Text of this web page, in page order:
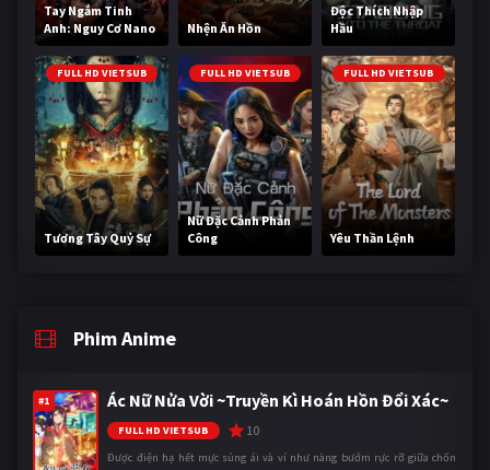
Tay Ngắm Tinh
Anh: Nguy Cơ Nano
Nhện Ăn Hồn
Độc Thích Nhập
Hầu
FULL HD VIETSUB
Tương Tây Quỷ Sự
FULL HD VIETSUB
Nữ Đặc Cảnh Phản
Công
FULL HD VIETSUB
Yêu Thần Lệnh
Phim Anime
#1 Ác Nữ Nửa Vời ~Truyền Kì Hoán Hồn Đổi Xác~
FULL HD VIETSUB 10
Được điện hạ hết mực sủng ái và ví như nàng bướm rực rỡ giữa chốn